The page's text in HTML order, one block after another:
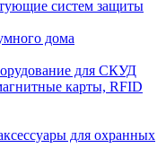
систем защиты
дома
для СКУД
карты, RFID
для охранных